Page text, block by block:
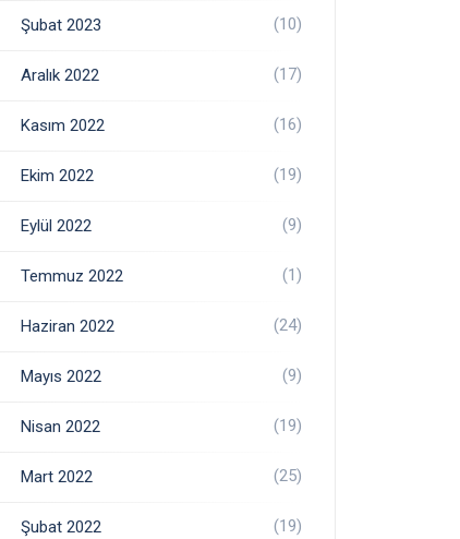
Şubat 2023 (10)
Aralık 2022 (17)
Kasım 2022 (16)
Ekim 2022 (19)
Eylül 2022 (9)
Temmuz 2022 (1)
Haziran 2022 (24)
Mayıs 2022 (9)
Nisan 2022 (19)
Mart 2022 (25)
Şubat 2022 (19)